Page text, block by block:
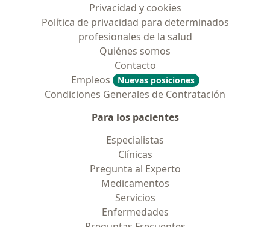
Privacidad y cookies
Política de privacidad para determinados
profesionales de la salud
Quiénes somos
Contacto
Empleos
Nuevas posiciones
Condiciones Generales de Contratación
Para los pacientes
Especialistas
Clínicas
Pregunta al Experto
Medicamentos
Servicios
Enfermedades